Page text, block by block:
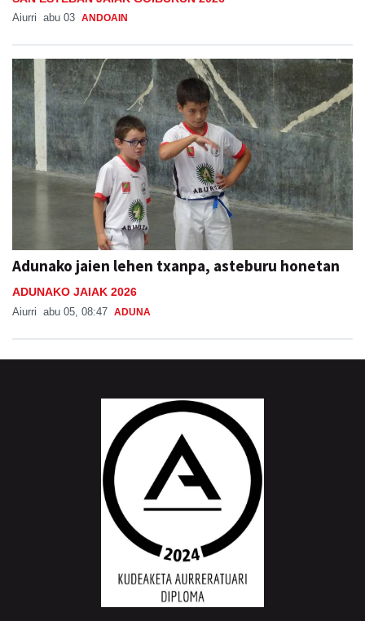
Aiurri abu 03 ANDOAIN
Adunako jaien lehen txanpa, asteburu honetan
ADUNAKO JAIAK 2026
Aiurri abu 05, 08:47 ADUNA